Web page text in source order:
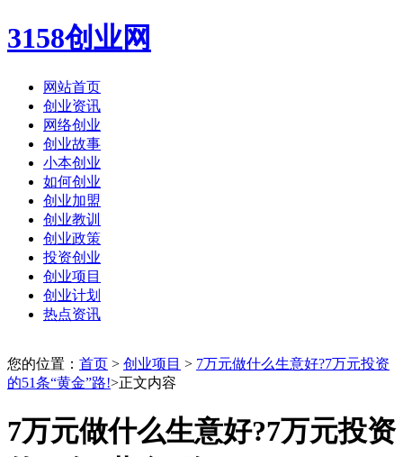
3158创业网
网站首页
创业资讯
网络创业
创业故事
小本创业
如何创业
创业加盟
创业教训
创业政策
投资创业
创业项目
创业计划
热点资讯
您的位置： 首页 > 创业项目 > 7万元做什么生意好?7万元投资
的51条“黄金”路!>正文内容
7万元做什么生意好?7万元投资